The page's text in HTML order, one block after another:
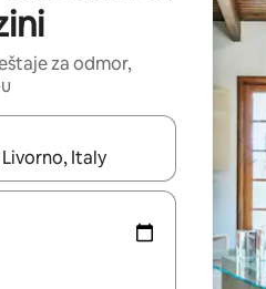
za odmor,
da se krećete kroz njih